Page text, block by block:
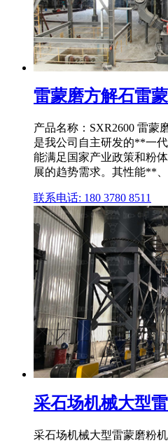
雷蒙磨方解石雷
产品名称：SXR2600 雷蒙
是我公司自主研发的**一
能满足国家产业政策和粉
展的趋势需求。其性能**
联系电话: 180 3780 8511
采石场机械大型
采石场机械大型雷蒙磨粉